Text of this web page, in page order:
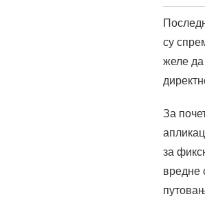
су
желе да
За
за
вредне